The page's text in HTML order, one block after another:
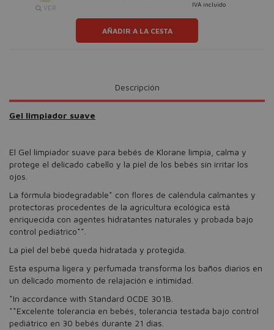
VER
IVA incluido
AÑADIR A LA CESTA
Descripción
Gel limpiador suave
El Gel limpiador suave para bebés de Klorane limpia, calma y
protege el delicado cabello y la piel de los bebés sin irritar los
ojos.
La fórmula biodegradable* con flores de caléndula calmantes y
protectoras procedentes de la agricultura ecológica está
enriquecida con agentes hidratantes naturales y probada bajo
control pediátrico**.
La piel del bebé queda hidratada y protegida.
Esta espuma ligera y perfumada transforma los baños diarios en
un delicado momento de relajación e intimidad.
*In accordance with Standard OCDE 301B.
**Excelente tolerancia en bebés, tolerancia testada bajo control
pediátrico en 30 bebés durante 21 días.